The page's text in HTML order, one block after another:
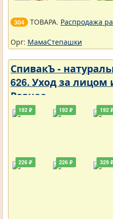
304 ТОВАРА. Распродажа
Орг: МамаСтепашки
СпивакЪ -
626. Уход за лицом
Разное
192 ₽
226 ₽
192 ₽
226 ₽
192 ₽
329 ₽